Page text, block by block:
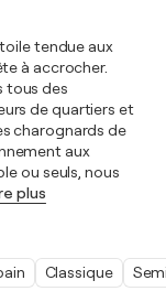
tendue aux
à accrocher.
tous des
de quartiers et
charognards de
aux
ou seuls, nous
plus
Classique